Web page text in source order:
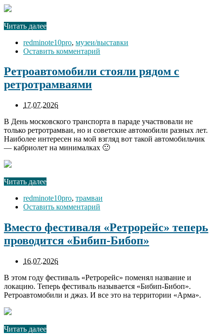
Читать далее
redminote10pro, музеи/выставки
Оставить комментарий
Ретроавтомобили стояли рядом с
ретротрамваями
17.07.2026
В День московского транспорта в параде участвовали не
только ретротрамваи, но и советские автомобили разных лет.
Наиболее интересен на мой взгляд вот такой автомобильчик
— кабриолет на минималках 🙂
Читать далее
redminote10pro, трамваи
Оставить комментарий
Вместо фестиваля «Ретрорейс» теперь
проводится «Бибип-Бибоп»
16.07.2026
В этом году фестиваль «Ретрорейс» поменял название и
локацию. Теперь фестиваль называется «Бибип-Бибоп».
Ретроавтомобили и джаз. И все это на территории «Арма».
Читать далее